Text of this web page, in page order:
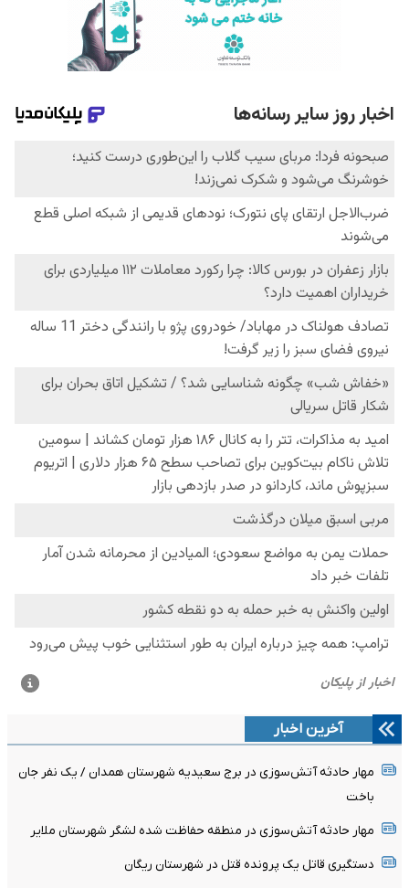
آخرین اخبار
مهار حادثه آتش‌سوزی در برج سعیدیه شهرستان همدان / یک نفر جان
باخت
مهار حادثه آتش‌سوزی در منطقه حفاظت شده لشگر شهرستان ملایر
دستگیری قاتل یک پرونده قتل در شهرستان ریگان